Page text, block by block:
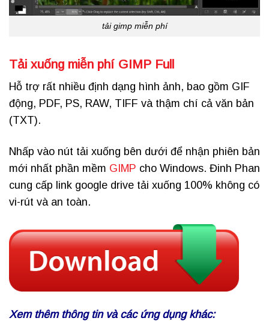
tải gimp miễn phí
Tải xuống miễn phí GIMP Full
Hỗ trợ rất nhiều định dạng hình ảnh, bao gồm GIF
động, PDF, PS, RAW, TIFF và thậm chí cả văn bản
(TXT).
Nhấp vào nút tải xuống bên dưới để nhận phiên bản
mới nhất phần mềm GIMP cho Windows. Đinh Phan
cung cấp link google drive tải xuống 100% không có
vi-rút và an toàn.
Xem thêm thông tin và các ứng dụng khác: